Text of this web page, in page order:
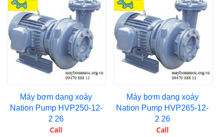
Máy bơm dạng xoáy
Nation Pump HVP250-12-
2 26
Call
Máy bơm dạng xoáy
Nation Pump HVP265-12-
2 26
Call